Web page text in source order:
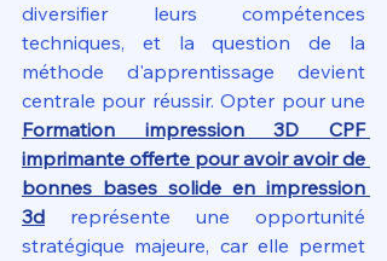
diversifier leurs compétences
techniques, et la question de la
méthode d'apprentissage devient
Formation impression 3D CPF
imprimante offerte pour avoir avoir de
bonnes bases solide en impression
3d représente une opportunité
stratégique majeure, car elle permet